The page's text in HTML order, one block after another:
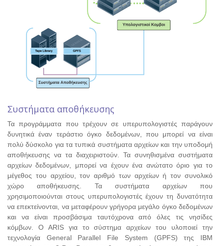
Συστήματα αποθήκευσης
Τα προγράμματα που τρέχουν σε υπερυπολογιστές παράγουν
δυνητικά έναν τεράστιο όγκο δεδομένων, που μπορεί να είναι
πολύ δύσκολο για τα τυπικά συστήματα αρχείων και την υποδομή
αποθήκευσης να τα διαχειριστούν. Τα συνηθισμένα συστήματα
αρχείων δεδομένων, μπορεί να έχουν ένα ανώτατο όριο για το
μέγεθος του αρχείου, τον αριθμό των αρχείων ή τον συνολικό
χώρο αποθήκευσης. Τα συστήματα αρχείων που
χρησιμοποιούνται στους υπερυπολογιστές έχουν τη δυνατότητα
να επεκτείνονται, να μεταφέρουν γρήγορα μεγάλο όγκο δεδομένων
και να είναι προσβάσιμα ταυτόχρονα από όλες τις νησίδες
κόμβων. O ARIS για το σύστημα αρχείων του υλοποιεί την
τεχνολογία General Parallel File System (GPFS) της IBM